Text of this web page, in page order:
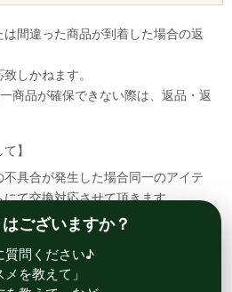
間違った商品が到着した場合の返
しかねます。
商品が確保できない際は、返品・返
】
具合が発生した場合同一のアイテ
て交換対応させて頂きます。
返送して頂く必要が御座いますので
ございますか？
質問ください♪
を教えて」